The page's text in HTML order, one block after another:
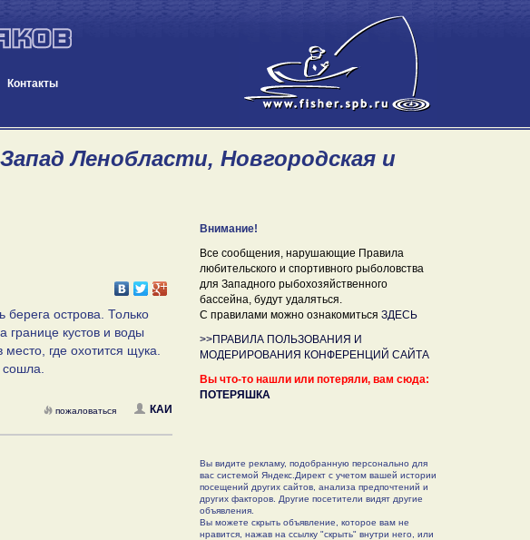
Контакты
Ленобласти, Новгородская и
острова. Только
границе кустов и воды
где охотится щука.
КАИ
пожаловаться
Внимание!
Все сообщения, нарушающие Правила
любительского и спортивного рыболовства
для Западного рыбохозяйственного
бассейна, будут удаляться.
С правилами можно ознакомиться ЗДЕСЬ
>>ПРАВИЛА ПОЛЬЗОВАНИЯ И
МОДЕРИРОВАНИЯ КОНФЕРЕНЦИЙ САЙТА
Вы что-то нашли или потеряли, вам сюда:
ПОТЕРЯШКА
Вы видите рекламу, подобранную персонально для
вас системой Яндекс.Директ с учетом вашей истории
посещений других сайтов, анализа предпочтений и
других факторов. Другие посетители видят другие
объявления.
Вы можете скрыть объявление, которое вам не
нравится, нажав на ссылку "скрыть" внутри него, или